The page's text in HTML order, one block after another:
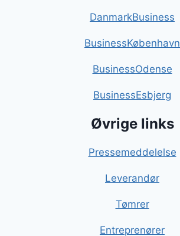
DanmarkBusiness
BusinessKøbenhavn
BusinessOdense
BusinessEsbjerg
Øvrige links
Pressemeddelelse
Leverandør
Tømrer
Entreprenører